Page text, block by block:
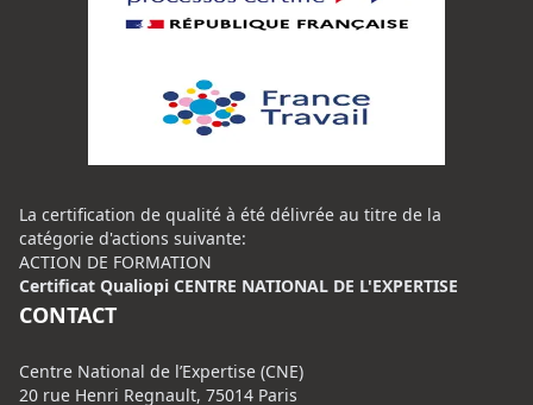
La certification de qualité à été délivrée au titre de la
catégorie d'actions suivante:
ACTION DE FORMATION
Certificat Qualiopi CENTRE NATIONAL DE L'EXPERTISE
CONTACT
Centre National de l’Expertise (CNE)
20 rue Henri Regnault, 75014 Paris